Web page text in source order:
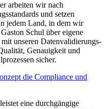
arbeiten wir nach
und setzen
jedem Land, in dem wir
Schul über eigene
unseren Datenvalidierungs-
Genauigkeit und
sicher.
die Compliance und
eine durchgängige